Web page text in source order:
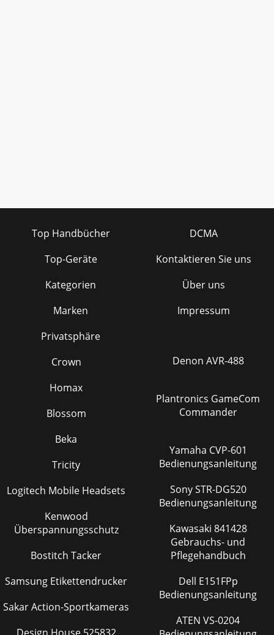
Top Handbücher
Top-Geräte
Kategorien
Marken
Privatsphäre
DCMA
Kontaktieren Sie uns
Über uns
Impressum
Crown
Homax
Blossom
Beka
Tricity
Logitech Mobile Headsets
Kenwood
Überspannungsschutz
Bostitch Tacker
Samsung Etikettendrucker
Sakar Action-Sportkameras
Denon AVR-488
Plantronics GameCom
Commander
Yamaha CVP-601
Bedienungsanleitung
Sony STR-DG520
Bedienungsanleitung
Kawasaki 841428
Gebrauchs- und
Pflegehandbuch
Dell E151FPp
Bedienungsanleitung
ATEN VS-0204